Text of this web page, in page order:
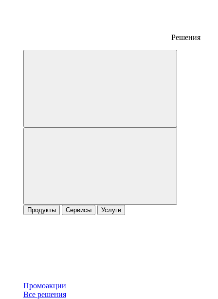
Решения
Продукты Сервисы Услуги
Промоакции
Все решения